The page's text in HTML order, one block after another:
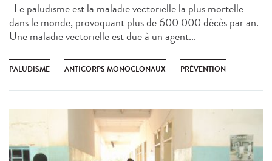
Le paludisme est la maladie vectorielle la plus mortelle
dans le monde, provoquant plus de 600 000 décès par an.
Une maladie vectorielle est due à un agent...
PALUDISME ANTICORPS MONOCLONAUX PRÉVENTION